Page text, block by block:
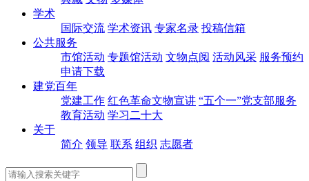
学术
国际交流 学术资讯 专家名录 投稿信箱
公共服务
市馆活动 专题馆活动 文物点阅 活动风采 服务预约
申请下载
建党百年
党建工作 红色革命文物宣讲 “五个一”党支部服务
教育活动 学习二十大
关于
简介 领导 联系 组织 志愿者